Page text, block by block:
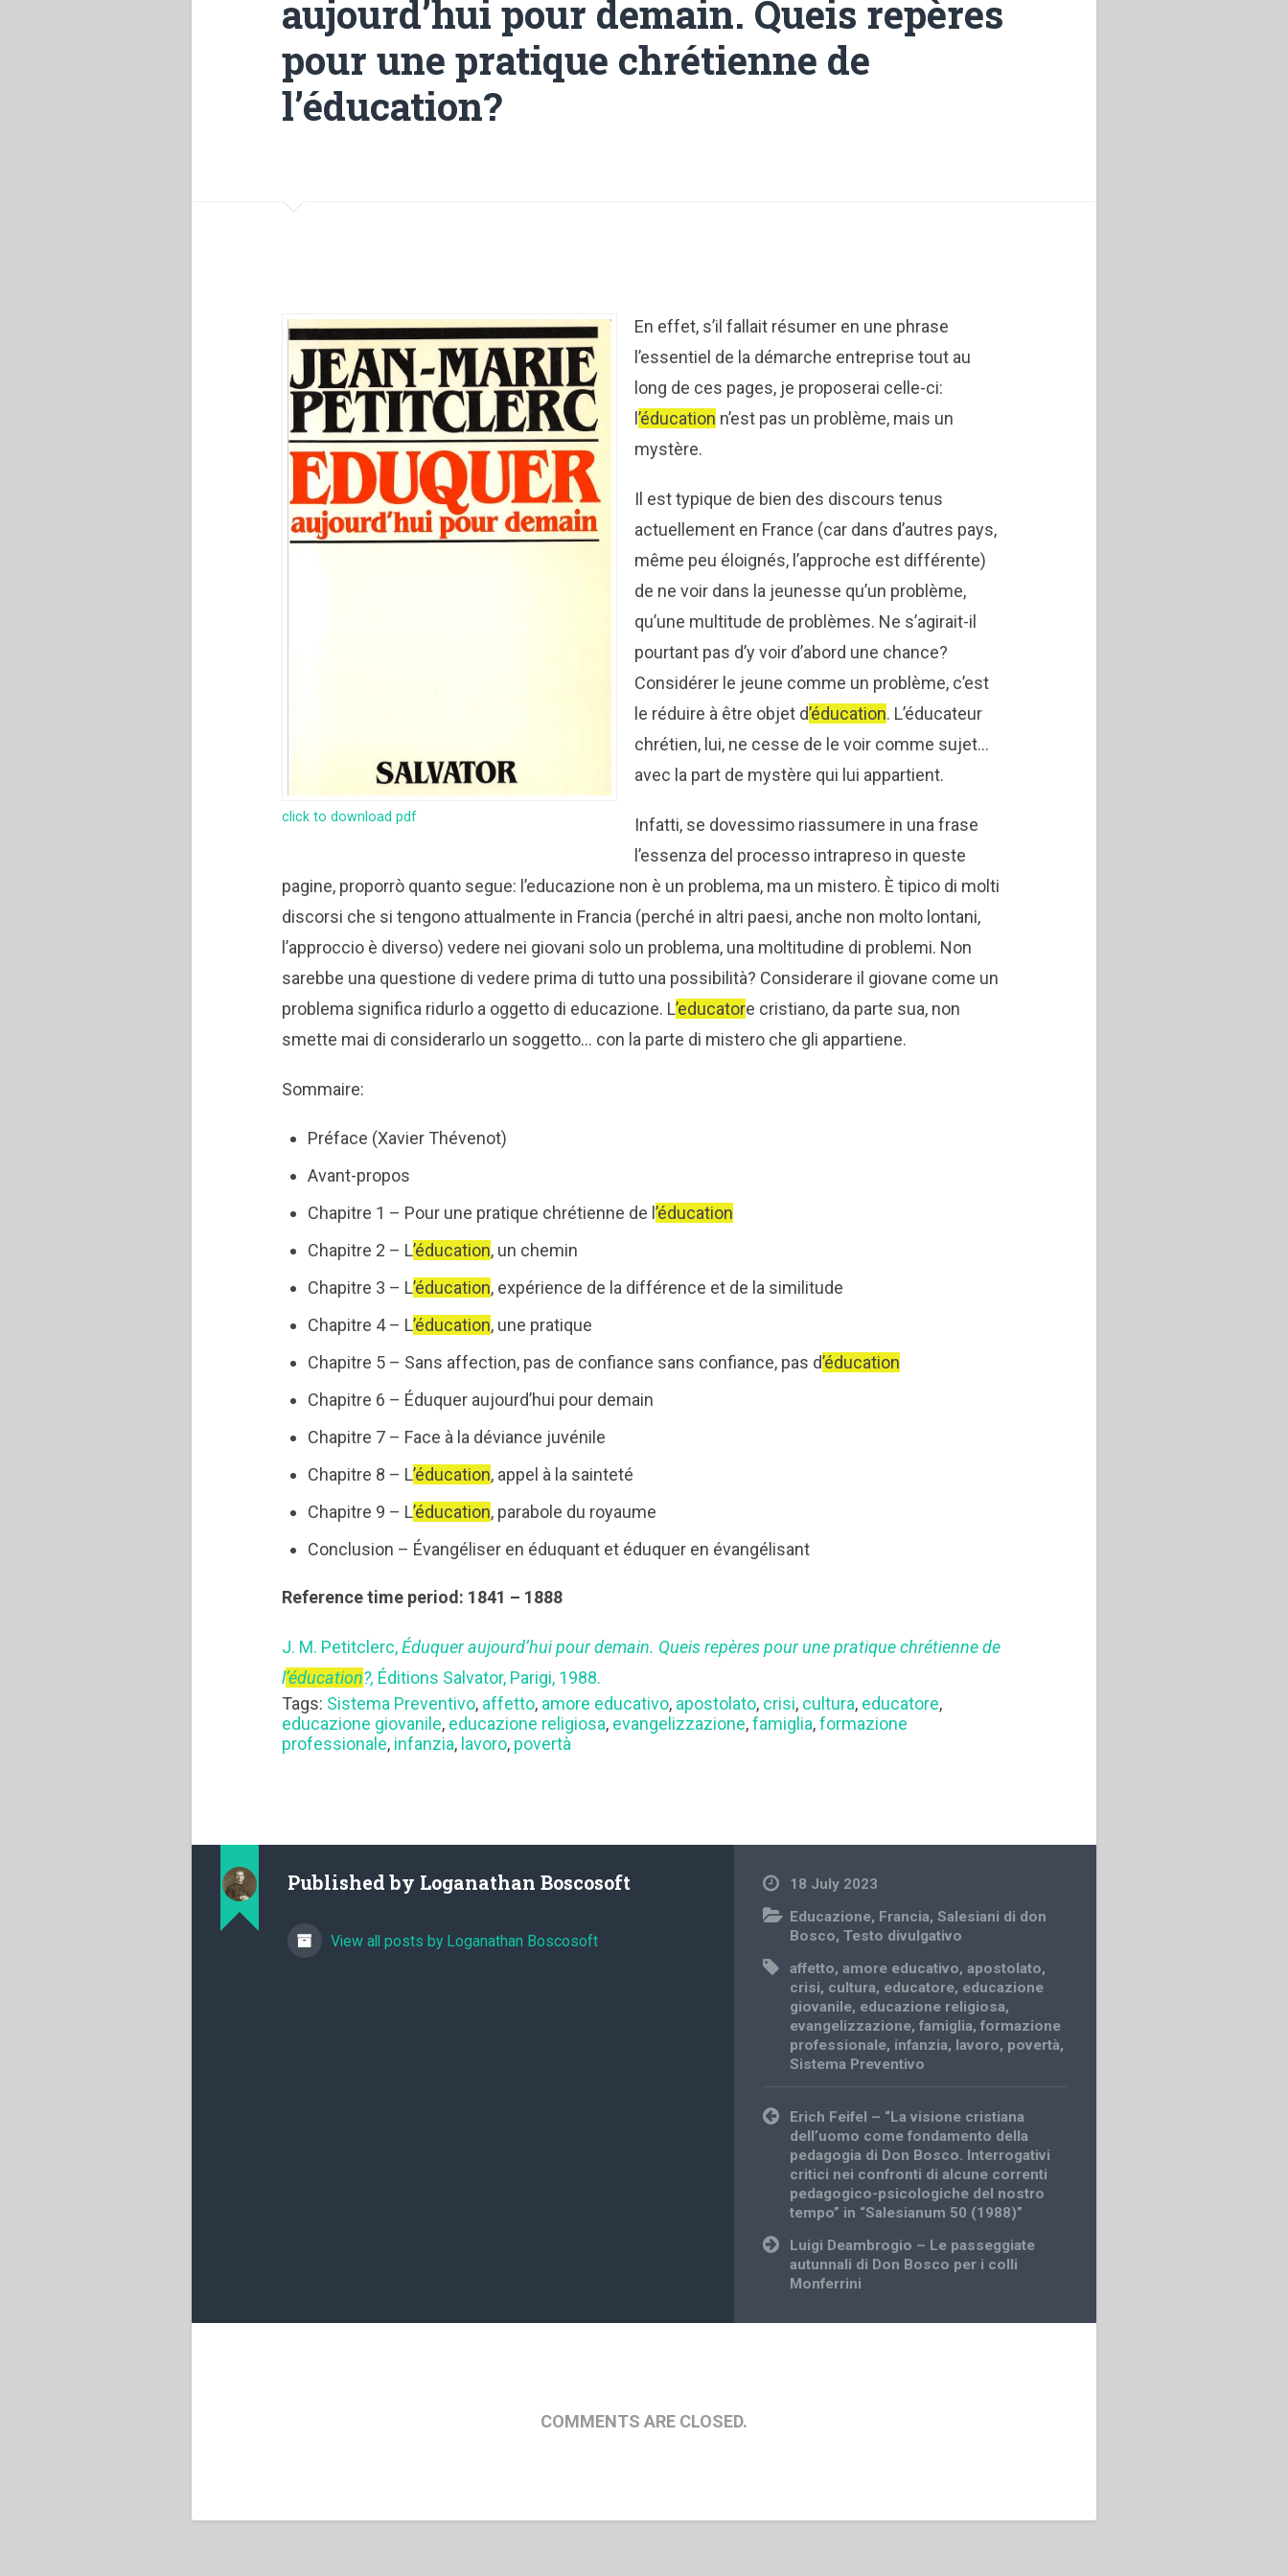
aujourd’hui pour demain. Queis repères
pour une pratique chrétienne de
l’éducation?
click to download pdf
En effet, s’il fallait résumer en une phrase
l’essentiel de la démarche entreprise tout au
long de ces pages, je proposerai celle-ci:
l’éducation n’est pas un problème, mais un
mystère.
Il est typique de bien des discours tenus
actuellement en France (car dans d’autres pays,
même peu éloignés, l’approche est différente)
de ne voir dans la jeunesse qu’un problème,
qu’une multitude de problèmes. Ne s’agirait-il
pourtant pas d’y voir d’abord une chance?
Considérer le jeune comme un problème, c’est
le réduire à être objet d’éducation. L’éducateur
chrétien, lui, ne cesse de le voir comme sujet…
avec la part de mystère qui lui appartient.
Infatti, se dovessimo riassumere in una frase
l’essenza del processo intrapreso in queste
pagine, proporrò quanto segue: l’educazione non è un problema, ma un mistero. È tipico di molti
discorsi che si tengono attualmente in Francia (perché in altri paesi, anche non molto lontani,
l’approccio è diverso) vedere nei giovani solo un problema, una moltitudine di problemi. Non
sarebbe una questione di vedere prima di tutto una possibilità? Considerare il giovane come un
problema significa ridurlo a oggetto di educazione. L’educatore cristiano, da parte sua, non
smette mai di considerarlo un soggetto… con la parte di mistero che gli appartiene.
Sommaire:
Préface (Xavier Thévenot)
Avant-propos
Chapitre 1 – Pour une pratique chrétienne de l’éducation
Chapitre 2 – L’éducation, un chemin
Chapitre 3 – L’éducation, expérience de la différence et de la similitude
Chapitre 4 – L’éducation, une pratique
Chapitre 5 – Sans affection, pas de confiance sans confiance, pas d’éducation
Chapitre 6 – Éduquer aujourd’hui pour demain
Chapitre 7 – Face à la déviance juvénile
Chapitre 8 – L’éducation, appel à la sainteté
Chapitre 9 – L’éducation, parabole du royaume
Conclusion – Évangéliser en éduquant et éduquer en évangélisant
Reference time period: 1841 – 1888
J. M. Petitclerc,Éduquer aujourd’hui pour demain. Queis repères pour une pratique chrétienne de
l’éducation?, Éditions Salvator, Parigi, 1988.
Tags: Sistema Preventivo, affetto, amore educativo, apostolato, crisi, cultura, educatore,
educazione giovanile, educazione religiosa, evangelizzazione,famiglia,formazione
professionale, infanzia, lavoro, povertà
Published by Loganathan Boscosoft
View all posts by Loganathan Boscosoft
18 July 2023
Educazione, Francia,Salesiani di don
Bosco,Testo divulgativo
affetto,amore educativo,apostolato,
crisi, cultura, educatore, educazione
giovanile, educazione religiosa,
evangelizzazione,famiglia,formazione
professionale, infanzia, lavoro, povertà,
Sistema Preventivo
Post
navigation
Erich Feifel – “La visione cristiana
dell’uomo come fondamento della
pedagogia di Don Bosco. Interrogativi
critici nei confronti di alcune correnti
pedagogico-psicologiche del nostro
tempo” in “Salesianum 50 (1988)”
Luigi Deambrogio – Le passeggiate
autunnali di Don Bosco per i colli
Monferrini
COMMENTS ARE CLOSED.